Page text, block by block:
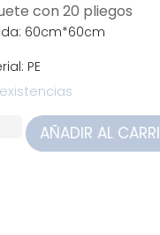
con 20 pliegos
60cm*60cm
PE
AÑADIR AL